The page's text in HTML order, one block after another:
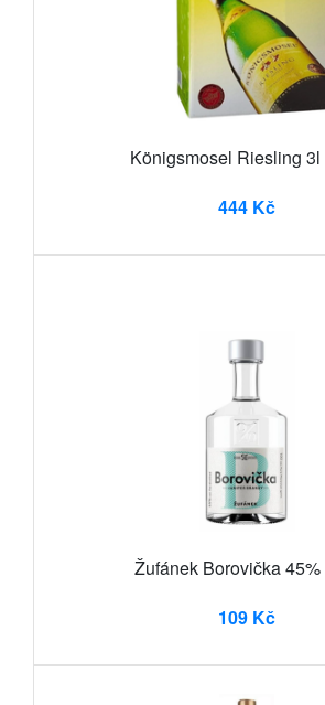
Königsmosel Riesling 3l
444 Kč
Žufánek Borovička 45%
109 Kč